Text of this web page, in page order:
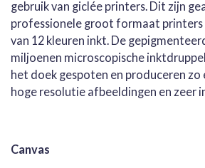
gebruik van giclée printers. Dit zijn
professionele groot formaat printers
van 12 kleuren inkt. De
miljoenen microscopische
het doek gespoten en produceren
hoge resolutie afbeeldingen en zeer
Canvas